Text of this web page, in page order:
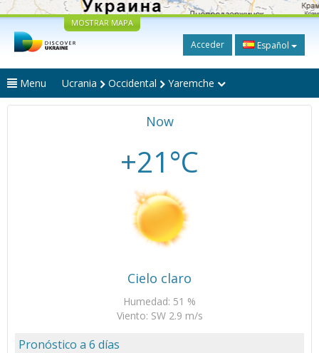
MOSTRAR MAPA
Acceder Español
Menu Ucrania Occidental Yaremche
Now
+21°C
Cielo claro
Humedad: 51 %
Viento: SW 2.9 m/s
Pronóstico a 6 días